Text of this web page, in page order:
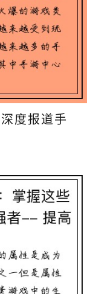
度报道手